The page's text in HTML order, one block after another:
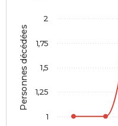
Personnes décédées
1
1,25
1,5
1,75
2